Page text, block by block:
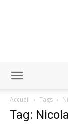
Accueil Tags
Tag: